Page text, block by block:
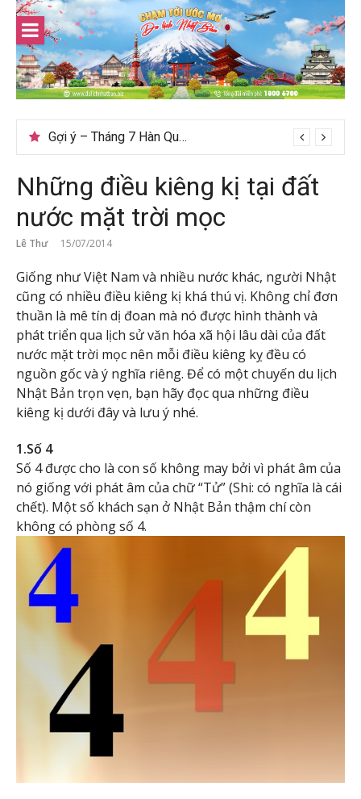
Skip
content
Gợi ý – Tháng 7 Hàn Quốc nên đi đâu, mặc gì đẹp?
Những điều kiêng kị tại đất
nước mặt trời mọc
Lê Thư 15/07/2014
Giống như Việt Nam và nhiều nước khác, người Nhật
cũng có nhiều điều kiêng kị khá thú vị. Không chỉ đơn
thuần là mê tín dị đoan mà nó được hình thành và
phát triển qua lịch sử văn hóa xã hội lâu dài của đất
nước mặt trời mọc nên mỗi điều kiêng kỵ đều có
nguồn gốc và ý nghĩa riêng. Để có một chuyến du lịch
Nhật Bản trọn vẹn, bạn hãy đọc qua những điều
kiêng kị dưới đây và lưu ý nhé.
1.Số 4
Số 4 được cho là con số không may bởi vì phát âm của
nó giống với phát âm của chữ “Tử” (Shi: có nghĩa là cái
chết). Một số khách sạn ở Nhật Bản thậm chí còn
không có phòng số 4.